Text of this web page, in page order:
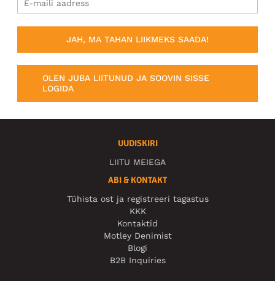
JAH, MA TAHAN LIIKMEKS SAADA!
OLEN JUBA LIITUNUD JA SOOVIN SISSE
LOGIDA
UUDISKIRI
LIITU MEIEGA
ABI & KONTAKT
Tühista ost ja registreeri tagastus
KKK
Kontaktid
Motley Denimist
Blogi
B2B Inquiries